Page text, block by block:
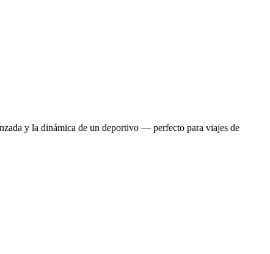
y la dinámica de un deportivo — perfecto para viajes de